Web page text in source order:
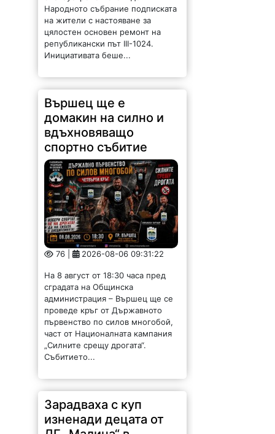
Народното събрание подписката
на жители с настояване за
цялостен основен ремонт на
републикански път III-1024.
Инициативата беше...
Вършец ще е
домакин на силно и
вдъхновяващо
спортно събитие
76 | 2026-08-06 09:31:22
На 8 август от 18:30 часа пред
сградата на Общинска
администрация – Вършец ще се
проведе кръг от Държавното
първенство по силов многобой,
част от Националната кампания
„Силните срещу дрогата“.
Събитието...
Зарадваха с куп
изненади децата от